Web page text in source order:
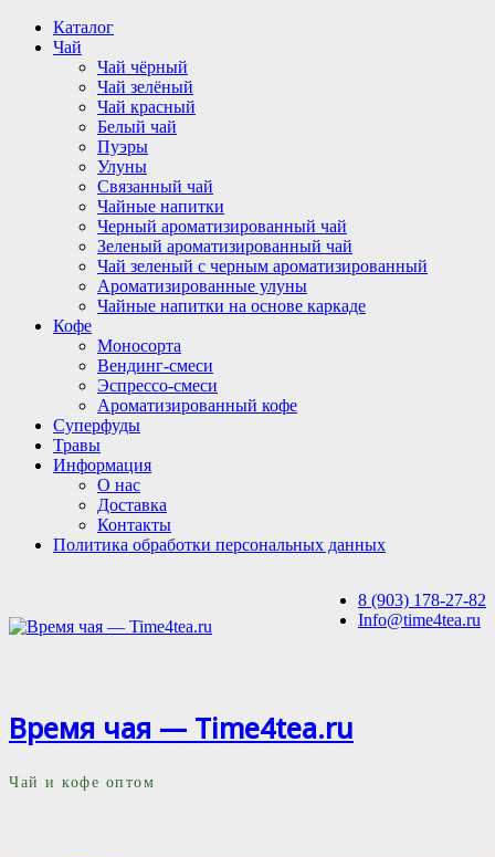
Перейти
содержимому
Каталог
Чай
Чай чёрный
Чай зелёный
Чай красный
Белый чай
Пуэры
Улуны
Связанный чай
Чайные напитки
Черный ароматизированный чай
Зеленый ароматизированный чай
Чай зеленый с черным ароматизированный
Ароматизированные улуны
Чайные напитки на основе каркаде
Кофе
Моносорта
Вендинг-смеси
Эспрессо-смеси
Ароматизированный кофе
Суперфуды
Травы
Информация
О нас
Доставка
Контакты
Политика обработки персональных данных
8 (903) 178-27-82
Info@time4tea.ru
Время чая — Time4tea.ru
Чай и кофе оптом